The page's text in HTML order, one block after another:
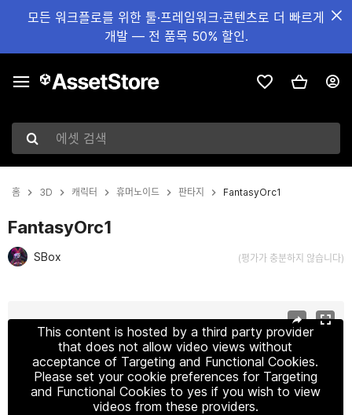
모든 워크플로를 위한 툴·프레임워크·콘텐츠로 더 빠르게
개발 — 전 품목 50% 할인.
에셋 검색
홈 3D 캐릭터 휴머노이드 판타지 FantasyOrc1
FantasyOrc1
SBox (평가가 충분하지 않습니다)
This content is hosted by a third party provider
that does not allow video views without
acceptance of Targeting and Functional Cookies.
Please set your cookie preferences for Targeting
and Functional Cookies to yes if you wish to view
videos from these providers.